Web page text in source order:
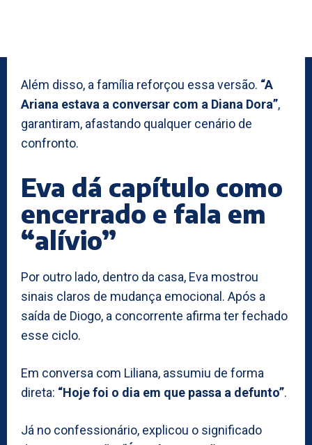
Além disso, a família reforçou essa versão. “A
Ariana estava a conversar com a Diana Dora”,
garantiram, afastando qualquer cenário de
confronto.
Eva dá capítulo como
encerrado e fala em
“alívio”
Por outro lado, dentro da casa, Eva mostrou
sinais claros de mudança emocional. Após a
saída de Diogo, a concorrente afirma ter fechado
esse ciclo.
Em conversa com Liliana, assumiu de forma
direta: “Hoje foi o dia em que passa a defunto”.
Já no confessionário, explicou o significado